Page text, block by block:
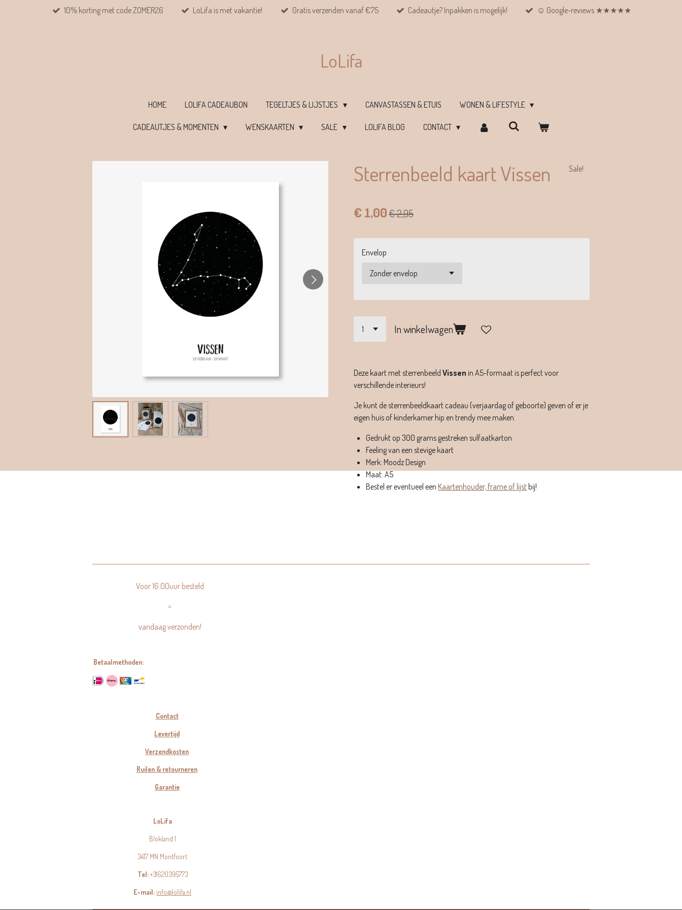
10% korting met code ZOMER26 LoLifa is met vakantie! Gratis verzenden vanaf €75 Cadeautje? Inpakken is mogelijk! ☺︎ Google-reviews ★★★★★
LoLifa
HOME LOLIFA CADEAUBON TEGELTJES & LIJSTJES CANVASTASSEN & ETUIS WONEN & LIFESTYLE
CADEAUTJES & MOMENTEN WENSKAARTEN SALE LOLIFA BLOG CONTACT
Sterrenbeeld kaart Vissen Sale!
€ 1,00€ 2,95
Envelop
In winkelwagen
Deze kaart met sterrenbeeld Vissen in A5-formaat is perfect voor
verschillende interieurs!
Je kunt de sterrenbeeldkaart cadeau (verjaardag of geboorte) geven of er je
eigen huis of kinderkamer hip en trendy mee maken.
Gedrukt op 300 grams gestreken sulfaatkarton
Feeling van een stevige kaart
Merk: Moodz Design
Maat: A5
Bestel er eventueel een Kaartenhouder, frame of lijst bij!
Voor 16:00uur besteld
=
vandaag verzonden!
Betaalmethoden:
Contact
Levertijd
Verzendkosten
Ruilen & retourneren
Garantie
LoLifa
Blokland 1
3417 MN Montfoort
Tel:+31620395773
E-mail:info@lolifa.nl